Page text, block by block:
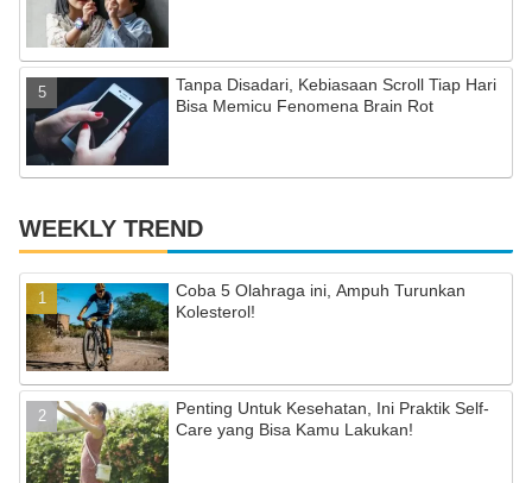
Tanpa Disadari, Kebiasaan Scroll Tiap Hari
Bisa Memicu Fenomena Brain Rot
WEEKLY TREND
Coba 5 Olahraga ini, Ampuh Turunkan
Kolesterol!
Penting Untuk Kesehatan, Ini Praktik Self-
Care yang Bisa Kamu Lakukan!